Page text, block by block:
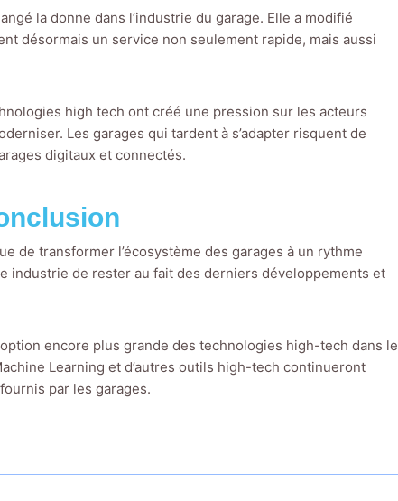
la donne dans l’industrie du garage. Elle a modifié
désormais un service non seulement rapide, mais aussi
high tech ont créé une pression sur les acteurs
Les garages qui tardent à s’adapter risquent de
digitaux et connectés.
de transformer l’écosystème des garages à un rythme
industrie de rester au fait des derniers développements et
encore plus grande des technologies high-tech dans le
Learning et d’autres outils high-tech continueront
par les garages.